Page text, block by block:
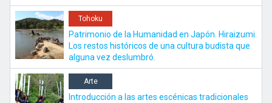
Tohoku
Patrimonio de la Humanidad en Japón. Hiraizumi.
Los restos históricos de una cultura budista que
alguna vez deslumbró.
Arte
Introducción a las artes escénicas tradicionales